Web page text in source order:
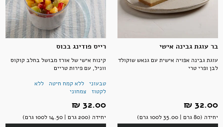
בר עוגת גבינה אישי
עוגת גבינה אפויה אישית עם גנאש שוקולד
לבן ופרי טרי
32.00 ‏₪
יחידה (80 גרם | 35.00 ל100 גרם)
רייס פודינג בכוס
קינוח אישי של אורז מבושל בחלב קוקוס
ווניל, עם פירות טריים
טבעוני
ללא קמח חיטה
ללא
לקטוז
צמחוני
32.00 ‏₪
יחידה (200 גרם | 14.50 ל100 גרם)